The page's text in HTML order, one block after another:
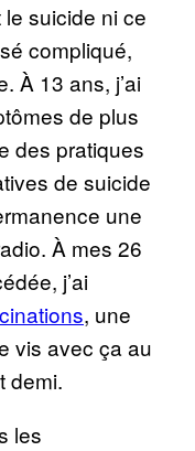
suicide ni ce
compliqué,
À 13 ans, j’ai
de plus
des pratiques
de suicide
une
À mes 26
j’ai
, une
vis avec ça au
demi.
les